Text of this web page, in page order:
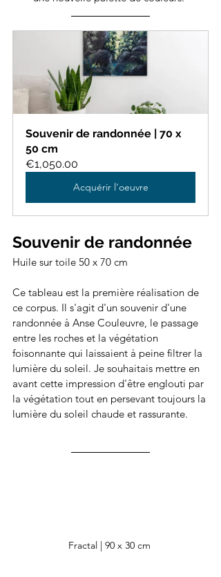
Souvenir de randonnée | 70 x
50 cm
€1,050.00
Acquérir l'oeuvre
Souvenir de randonnée
Huile sur toile 50 x 70 cm
Ce tableau est la première réalisation de
ce corpus. Il s'agit d'un souvenir d'une
randonnée à Anse Couleuvre, le passage
entre les roches et la végétation
foisonnante qui laissaient à peine filtrer la
lumière du soleil. Je souhaitais mettre en
avant cette impression d'être englouti par
la végétation tout en persevant toujours la
lumière du soleil chaude et rassurante.
Fractal | 90 x 30 cm